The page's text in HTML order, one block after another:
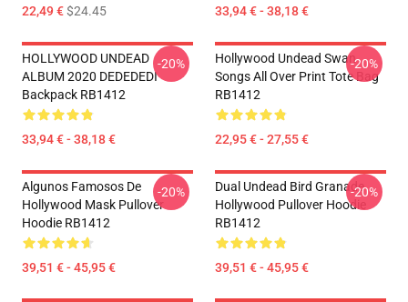
22,49 €$24.45 33,94 € - 38,18 €
HOLLYWOOD UNDEAD
ALBUM 2020 DEDEDEDI
Backpack RB1412
33,94 € - 38,18 €
-20%
Hollywood Undead Swan
Songs All Over Print Tote Bag
RB1412
22,95 € - 27,55 €
-20%
Algunos Famosos De
Hollywood Mask Pullover
Hoodie RB1412
39,51 € - 45,95 €
-20%
Dual Undead Bird Granade
Hollywood Pullover Hoodie
RB1412
39,51 € - 45,95 €
-20%